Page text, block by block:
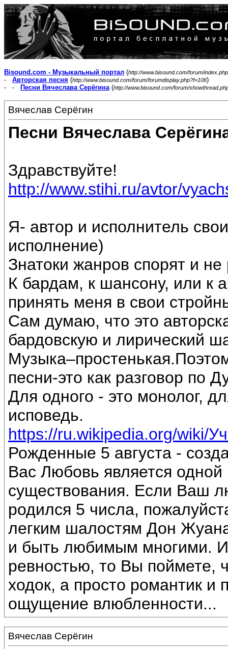
Bisound.com - Музыкальный портал (http://www.bisound.com/forum/index.php
- Авторская песня (http://www.bisound.com/forum/forumdisplay.php?f=106)
- -
Песни Вячеслава Серёгина(http://www.bisound.com/forum/
Вячеслав Серёгин
Песни Вячеслава
Здравствуйте!
http://www.stihi.ru/avtor/
Я- автор и исполнитель
исполнение)
Знатоки жанров спорят и
К бардам, к шансону, или к
принять меня в свои
Сам думаю, что это
бардовскую и лирический
песни-это как разговор по
Для одного - это монолог,
исповедь.
https://ru.wikipedia.org/wiki/
Рожденные 5 августа -
Вас Любовь является
существования. Если Ваш
родился 5 числа,
легким шалостям Дон
и быть любимым многими.
ревностью, то Вы
ходок, а просто романтик и
ощущение влюбленности...
Вячеслав Серёгин